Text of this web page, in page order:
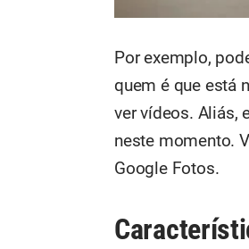
Por exemplo,
quem é que está
ver vídeos. Aliás,
neste momento.
Google Fotos.